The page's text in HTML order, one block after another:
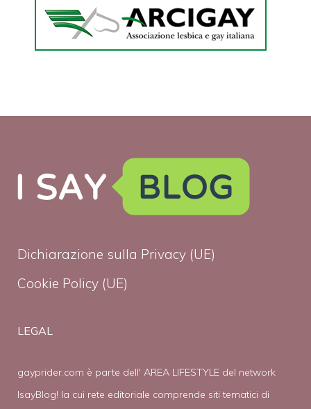
Dichiarazione sulla Privacy (UE)
Cookie Policy (UE)
LEGAL
gayprider.com è parte dell' AREA LIFESTYLE del network
IsayBlog! la cui rete editoriale comprende siti tematici di